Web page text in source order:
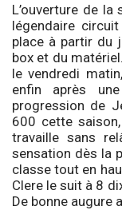
L’ouverture de
légendaire
place à partir du
box et du
le vendredi
enfin après
progression de
600 cette
travaille sans
sensation dès la
classe tout en
Clere le suit à 8
De bonne augure